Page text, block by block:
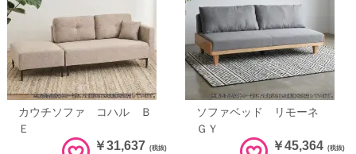
カウチソファ コハル Ｂ
Ｅ
￥31,637 (税抜)
ソファベッド リモーネ
ＧＹ
￥45,364 (税抜)